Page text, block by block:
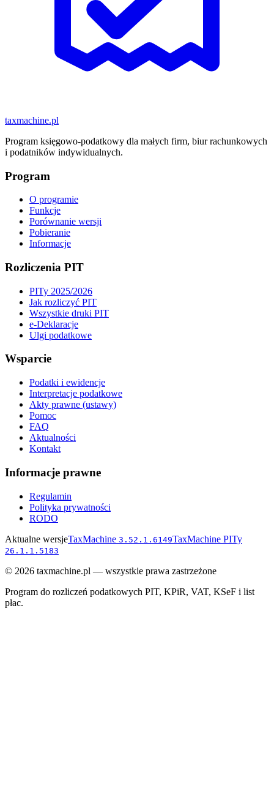
taxmachine.pl
Program księgowo-podatkowy dla małych firm, biur rachunkowych
i podatników indywidualnych.
Program
O programie
Funkcje
Porównanie wersji
Pobieranie
Informacje
Rozliczenia PIT
PITy 2025/2026
Jak rozliczyć PIT
Wszystkie druki PIT
e-Deklaracje
Ulgi podatkowe
Wsparcie
Podatki i ewidencje
Interpretacje podatkowe
Akty prawne (ustawy)
Pomoc
FAQ
Aktualności
Kontakt
Informacje prawne
Regulamin
Polityka prywatności
RODO
Aktualne wersjeTaxMachine 3.52.1.6149TaxMachine PITy
26.1.1.5183
© 2026 taxmachine.pl — wszystkie prawa zastrzeżone
Program do rozliczeń podatkowych PIT, KPiR, VAT, KSeF i list
płac.